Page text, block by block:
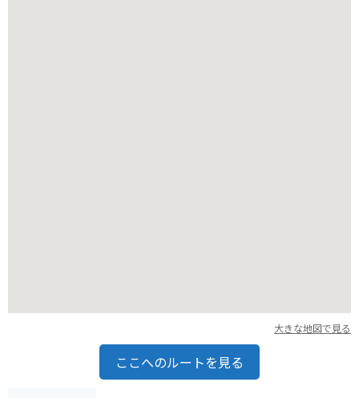
大きな地図で見る
ここへのルートを見る